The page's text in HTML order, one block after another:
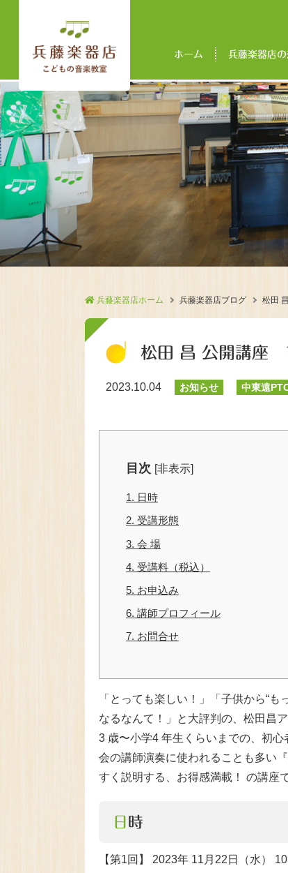
ホーム 兵藤楽器店の
兵藤楽器店ホーム 兵藤楽器店ブログ 松田
松田 昌 公開講座
2023.10.04 お知らせ 中東遠
目次 [非表示]
1. 日時
2. 受講形態
3. 会 場
4. 受講料（税込）
5. お申込み
6. 講師プロフィール
7. お問合せ
「とっても楽しい！」「子供から“
なるなんて！」と大評判の、松田昌
3 歳〜小学4 年生くらいまでの、初
会の講師演奏に使われることも多い
すく説明する、お得感満載！ の講座で
日時
【第1回】 2023年 11月22日（水）